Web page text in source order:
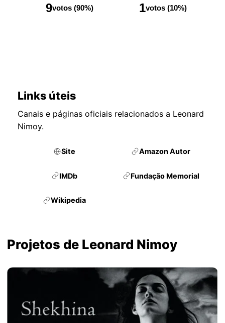
9votos (90%) 1votos (10%)
Links úteis
Canais e páginas oficiais relacionados a Leonard
Nimoy.
Site Amazon Autor
IMDb Fundação Memorial
Wikipedia
Projetos de Leonard Nimoy